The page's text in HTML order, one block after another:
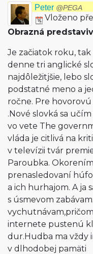
Peter @PEGA
Vloženo
Obrazná
Je začiatok roku, tak
denne tri anglické
najdôležitjšie, lebo
podstatné meno a
ročne. Pre
.Nové slovká sa
vo vete The
vláda je citlivá na
v televízii tvár
Paroubka.
prenasledovaní
a ich hurhajom. A ja
s úsmevom
internete pustenú
dur.Hudba ma vždy
v dlhodobej pamäti